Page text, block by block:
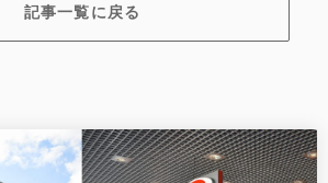
記事一覧に戻る